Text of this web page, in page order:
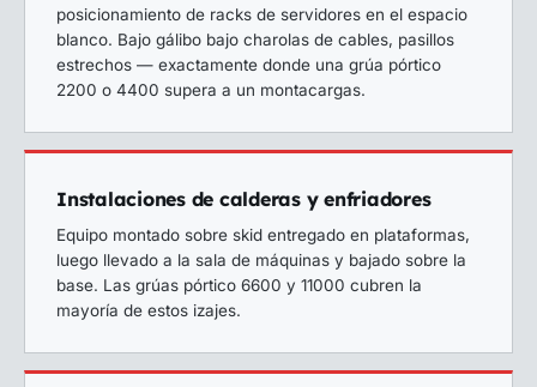
posicionamiento de racks de servidores en el espacio
blanco. Bajo gálibo bajo charolas de cables, pasillos
estrechos — exactamente donde una grúa pórtico
2200 o 4400 supera a un montacargas.
Instalaciones de calderas y enfriadores
Equipo montado sobre skid entregado en plataformas,
luego llevado a la sala de máquinas y bajado sobre la
base. Las grúas pórtico 6600 y 11000 cubren la
mayoría de estos izajes.